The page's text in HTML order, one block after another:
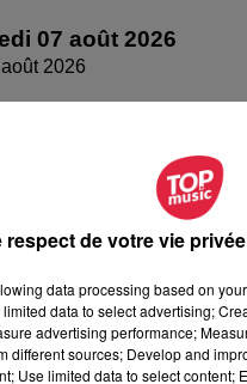
07 août 2026
2026
respect de votre vie
data processing based on
data to select advertising;
advertising performance;
different sources; Develop and
Use limited data to select content;